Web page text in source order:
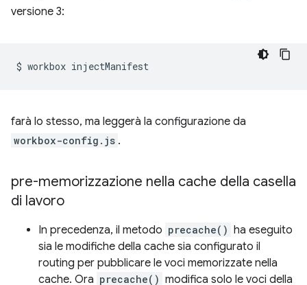
versione 3:
$ workbox
farà lo stesso, ma leggerà la configurazione da
workbox-config.js .
pre-memorizzazione nella cache della casella
di lavoro
In precedenza, il metodo precache() ha eseguito
sia le modifiche della cache sia configurato il
routing per pubblicare le voci memorizzate nella
cache. Ora precache() modifica solo le voci della